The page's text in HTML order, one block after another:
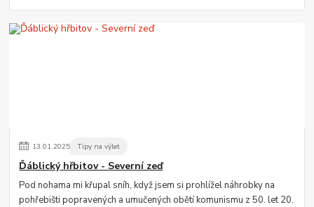
13.01.2025 Tipy na výlet
Ďáblický hřbitov - Severní zeď
Pod nohama mi křupal sníh, když jsem si prohlížel náhrobky na
pohřebišti popravených a umučených obětí komunismu z 50. let 20.